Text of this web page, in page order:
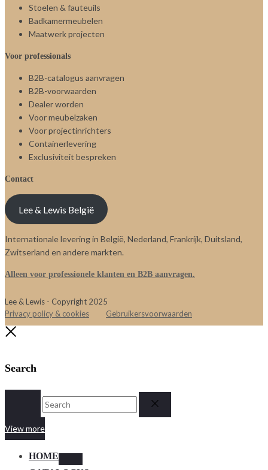
Stoelen & fauteuils
Badkamermeubelen
Maatwerk projecten
Voor professionals
B2B-catalogus aanvragen
B2B-voorwaarden
Dealer worden
Voor meubelzaken
Voor projectinrichters
Containerlevering
Exclusiviteit bespreken
Contact
Lee & Lewis België
Internationale levering in België, Nederland, Frankrijk, Duitsland,
Zwitserland en andere markten.
Alleen voor professionele klanten en B2B aanvragen.
Lee & Lewis - Copyright 2025
Privacy policy & cookies
Gebruikersvoorwaarden
Search
Search
Reset
View more
HOME
Toggle